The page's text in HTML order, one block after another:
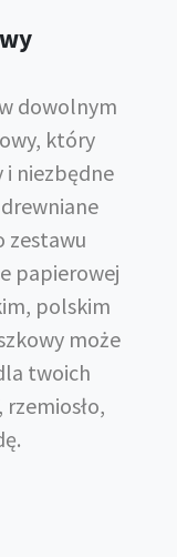
dowolnym
który
i niezbędne
zestawu
papierowej
polskim
może
twoich